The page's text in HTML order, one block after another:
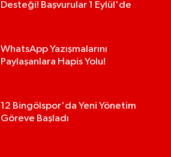
Desteği! Başvurular 1 Eylül'de
WhatsApp Yazışmalarını
Paylaşanlara Hapis Yolu!
12 Bingölspor'da Yeni Yönetim
Göreve Başladı